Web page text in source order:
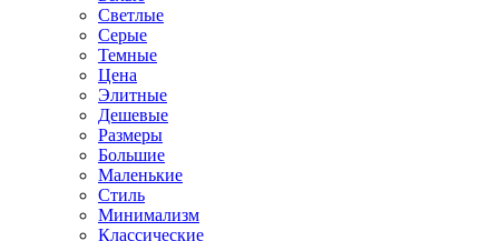
Светлые
Серые
Темные
Цена
Элитные
Дешевые
Размеры
Большие
Маленькие
Стиль
Минимализм
Классические